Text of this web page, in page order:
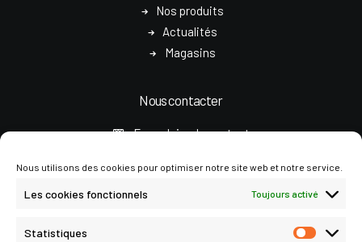
Nous utilisons des cookies pour optimiser notre site web et notre service.
Les cookies fonctionnels Toujours activé
Statistiques
Nos produits
Actualités
Magasins
Nous contacter
Formulaire de contact
accueil@chapeaux-crambes.fr